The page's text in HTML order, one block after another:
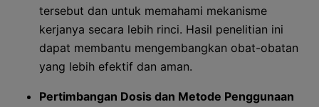
tersebut dan untuk memahami mekanisme
kerjanya secara lebih rinci. Hasil penelitian ini
dapat membantu mengembangkan obat-obatan
yang lebih efektif dan aman.
Pertimbangan Dosis dan Metode Penggunaan